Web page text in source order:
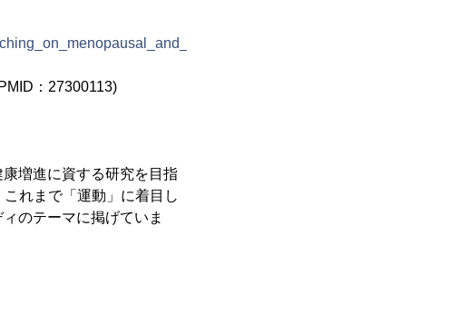
：27300113)
増進に資する研究を目指
れまで「運動」に着目し
のテーマに掲げていま